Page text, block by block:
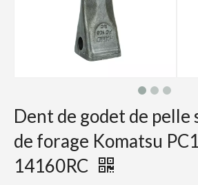
Dent de godet de pelle
de forage Komatsu
14160RC